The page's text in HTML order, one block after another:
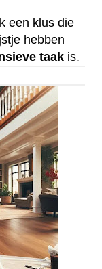
een klus die
hebben
taak is.